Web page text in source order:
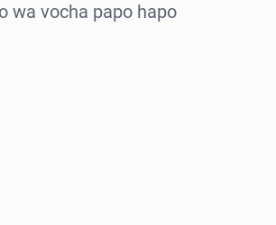
wa vocha papo hapo